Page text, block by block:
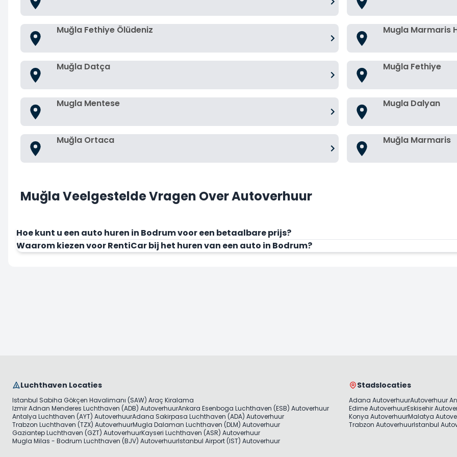
Muğla Fethiye Ölüdeniz Mugla Marmaris
Muğla Datça Muğla Fethiye
Mugla Mentese Mugla Dalyan
Muğla Ortaca Muğla Marmaris
Muğla Veelgestelde Vragen Over Autoverhuur
Hoe kunt u een auto huren in Bodrum voor een betaalbare prijs?
Waarom kiezen voor RentiCar bij het huren van een auto in Bodrum?
Luchthaven Locaties
Istanbul Sabiha Gökçen Havalimanı (SAW) Araç Kiralama
Izmir Adnan Menderes Luchthaven (ADB) AutoverhuurAnkara Esenboga Luchthaven (ESB) Autoverhuur
Antalya Luchthaven (AYT) AutoverhuurAdana Sakirpasa Luchthaven (ADA) Autoverhuur
Trabzon Luchthaven (TZX) AutoverhuurMugla Dalaman Luchthaven (DLM) Autoverhuur
Gaziantep Luchthaven (GZT) AutoverhuurKayseri Luchthaven (ASR) Autoverhuur
Mugla Milas - Bodrum Luchthaven (BJV) AutoverhuurIstanbul Airport (IST) Autoverhuur
Stadslocaties
Adana AutoverhuurAutoverhuur
Edirne AutoverhuurEskisehir
Konya AutoverhuurMalatya
Trabzon AutoverhuurIstanbul